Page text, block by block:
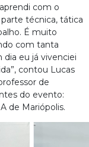
com o
técnica, tática
É muito
com tanta
eu já vivenciei
contou Lucas
de
do evento:
de Mariópolis.